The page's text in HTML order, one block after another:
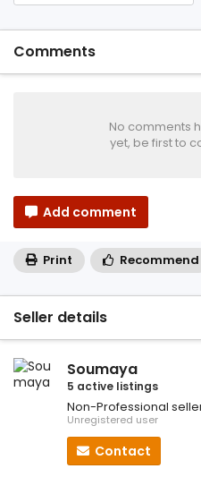
Comments
No comments
yet, be first to
Add comment
Print Recommend
Seller details
Soumaya
5 active listings
Non-Professional
Unregistered user
Contact